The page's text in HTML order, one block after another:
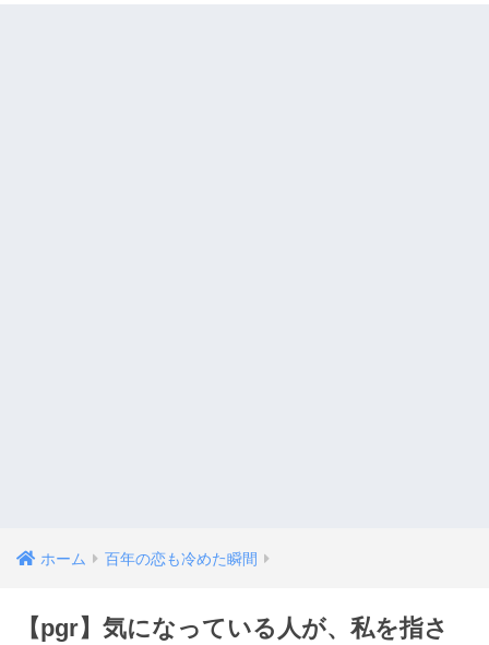
ホーム 百年の恋も冷めた瞬間
【pgr】気になっている人が、私を指さ